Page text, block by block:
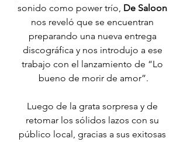
sonido como power trío, De Saloon
nos reveló que se encuentran
preparando una nueva entrega
discográfica y nos introdujo a ese
trabajo con el lanzamiento de “Lo
bueno de morir de amor”.
Luego de la grata sorpresa y de
retomar los sólidos lazos con su
público local, gracias a sus exitosas